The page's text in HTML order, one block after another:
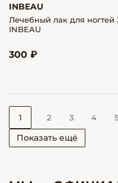
INBEAU
Лечебный лак для
INBEAU
300 ₽
Показать ещё
1 2 3 4 5